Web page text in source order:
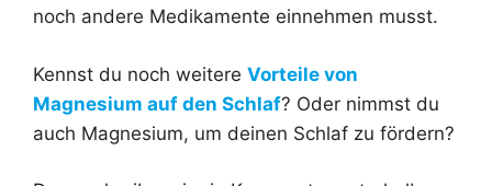
noch andere Medikamente einnehmen musst.
Kennst du noch weitere Vorteile von
Magnesium auf den Schlaf? Oder nimmst du
auch Magnesium, um deinen Schlaf zu fördern?